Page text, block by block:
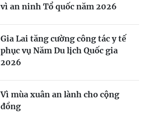
vì an ninh Tổ quốc năm 2026
Gia Lai tăng cường công tác y tế
phục vụ Năm Du lịch Quốc gia
2026
Vì mùa xuân an lành cho cộng
đồng